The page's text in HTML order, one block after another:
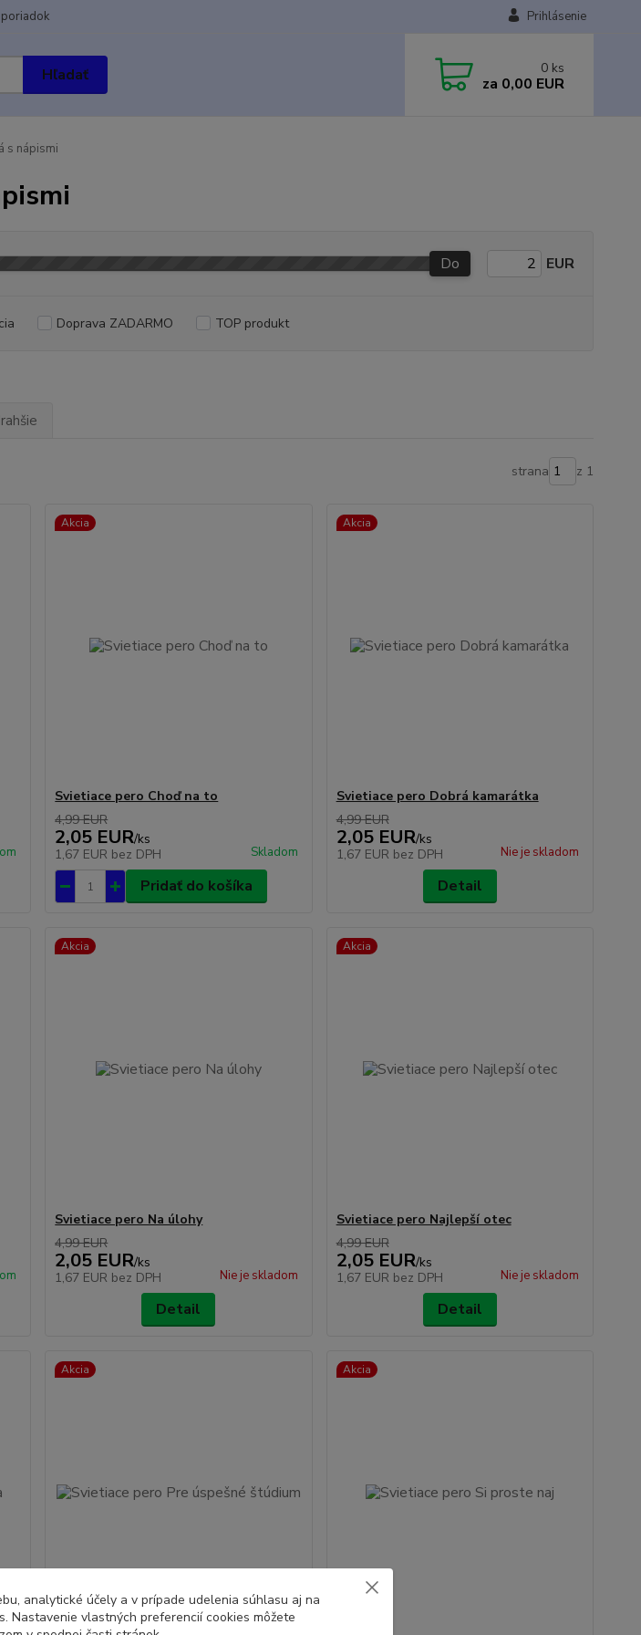
Prihlásenie
Hľadať 0 ks
za 0,00 EUR
s nápismi
Do EUR
Doprava ZADARMO TOP produkt
strana z 1
Akcia
Svietiace pero Choď na to
4,99 EUR
2,05 EUR/ks
1,67 EUR bez DPH Skladom
Pridať do košíka
Akcia
Svietiace pero Dobrá kamarátka
4,99 EUR
2,05 EUR/ks
1,67 EUR bez DPH Nie je skladom
Detail
Akcia
Svietiace pero Na úlohy
4,99 EUR
2,05 EUR/ks
1,67 EUR bez DPH Nie je skladom
Detail
Akcia
Svietiace pero Najlepší otec
4,99 EUR
2,05 EUR/ks
1,67 EUR bez DPH Nie je skladom
Detail
Akcia Akcia
analytické účely a v prípade udelenia súhlasu aj na
Nastavenie vlastných preferencií cookies môžete